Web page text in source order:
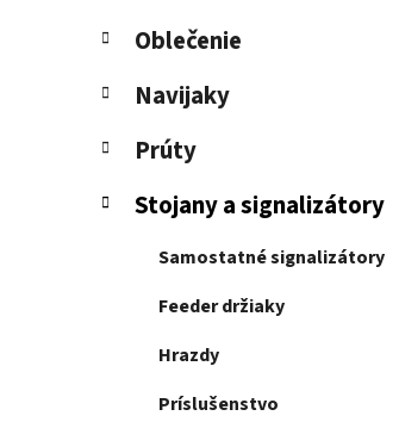
n
l
Oblečenie
Navijaky
Prúty
Stojany a signalizátory
Samostatné signalizátory
Feeder držiaky
Hrazdy
Príslušenstvo